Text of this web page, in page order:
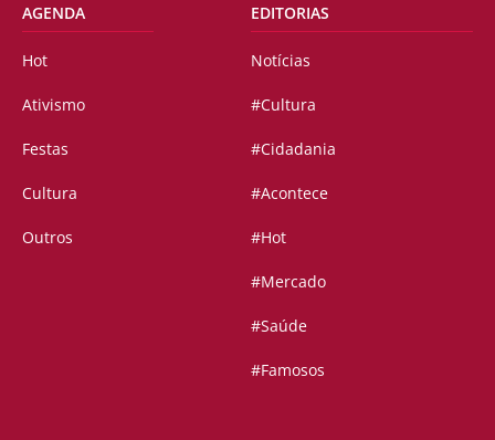
AGENDA
Hot
Ativismo
Festas
Cultura
Outros
EDITORIAS
Notícias
#Cultura
#Cidadania
#Acontece
#Hot
#Mercado
#Saúde
#Famosos